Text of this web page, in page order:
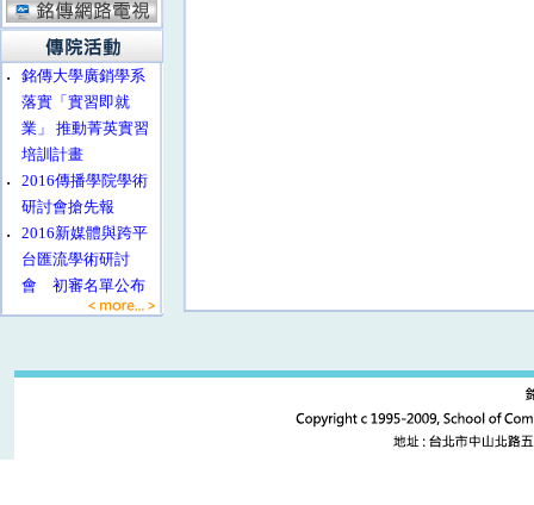
‧
銘傳大學廣銷學系
落實「實習即就
業」 推動菁英實習
培訓計畫
‧
2016傳播學院學術
研討會搶先報
‧
2016新媒體與跨平
台匯流學術研討
會 初審名單公布